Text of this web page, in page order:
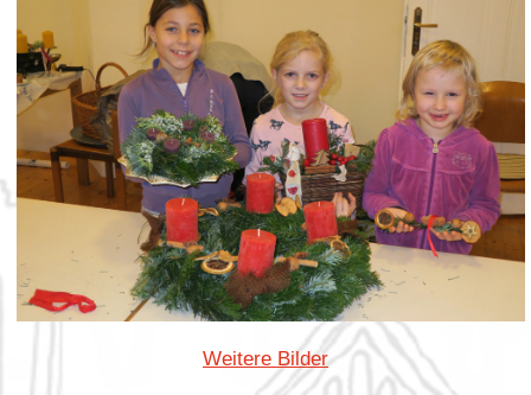
Weitere Bilder